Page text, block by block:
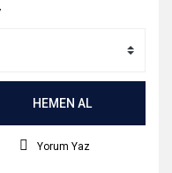
HEMEN AL
Yorum Yaz